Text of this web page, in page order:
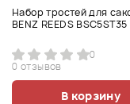
Набор тростей для
BENZ REEDS BSC5ST35
0
0 отзывов
В корзину